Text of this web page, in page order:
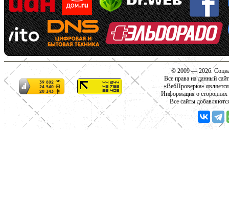
© 2009 — 2026.
Все права на данный
«ВебПроверка»
Информация о сторонних
Все сайты